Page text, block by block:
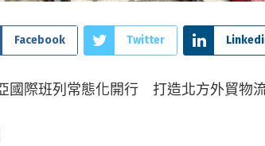
Facebook Twitter